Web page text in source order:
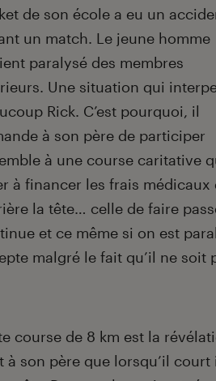
de son école a eu un
un match. Le jeune homme
paralysé des membres
Une situation qui
Rick. C’est pourquoi, il
à son père de participer
à une course caritative
à financer les frais
la tête… celle de faire
et ce même si on est
malgré le fait qu’il ne soit
course de 8 km est la
à son père que lorsqu’il